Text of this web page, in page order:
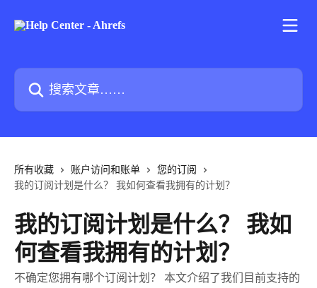
搜索文章……
所有收藏 账户访问和账单
您的订阅
我的订阅计划是什么？ 我如何查看我拥有的计划？
我的订阅计划是什么？ 我如
何查看我拥有的计划？
不确定您拥有哪个订阅计划？ 本文介绍了我们目前支持的